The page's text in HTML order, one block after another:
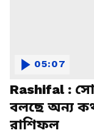
Rashifal :
বলছে অন্য
রাশিফল
05:07